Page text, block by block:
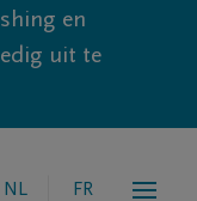
en
uit te
NL FR